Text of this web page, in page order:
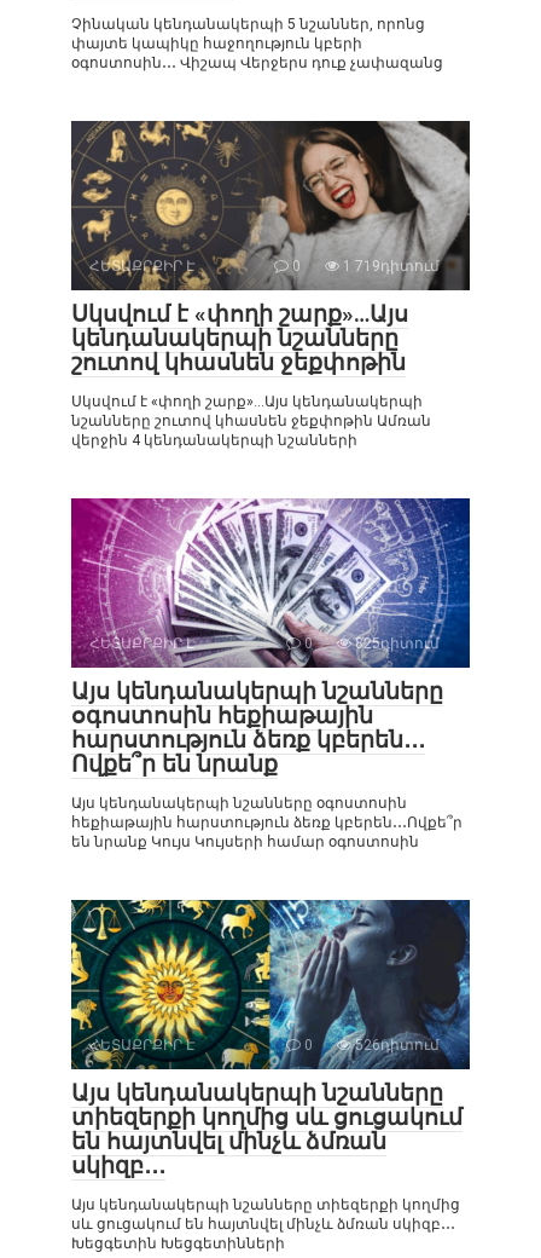
Չինական կենդանակերպի 5 նշաններ, որոնց
փայտե կապիկը հաջողություն կբերի
օգոստոսին․․․ Վիշապ Վերջերս դուք չափազանց
ՀԵՏԱՔՐՔԻՐ Է 0 1 719դիտում
Սկսվում է «փողի շարք»…Այս
կենդանակերպի նշանները
շուտով կհասնեն ջեքփոթին
Սկսվում է «փողի շարք»…Այս կենդանակերպի
նշանները շուտով կհասնեն ջեքփոթին Ամռան
վերջին 4 կենդանակերպի նշանների
ՀԵՏԱՔՐՔԻՐ Է 0 825դիտում
Այս կենդանակերպի նշանները
օգոստոսին հեքիաթային
հարստություն ձեռք կբերեն․․․
Ովքե՞ր են նրանք
Այս կենդանակերպի նշանները օգոստոսին
հեքիաթային հարստություն ձեռք կբերեն․․․Ովքե՞ր
են նրանք Կույս Կույսերի համար օգոստոսին
ՀԵՏԱՔՐՔԻՐ Է 0 526դիտում
Այս կենդանակերպի նշանները
տիեզերքի կողմից սև ցուցակում
են հայտնվել մինչև ձմռան
սկիզբ․․․
Այս կենդանակերպի նշանները տիեզերքի կողմից
սև ցուցակում են հայտնվել մինչև ձմռան սկիզբ․․․
Խեցգետին Խեցգետինների